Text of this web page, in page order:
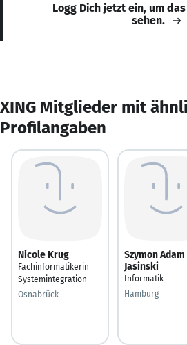
Logg Dich jetzt ein, um
sehen.
XING Mitglieder mit
Profilangaben
Nicole Krug
Fachinformatikerin
Systemintegration
Osnabrück
Szymon Adam
Jasinski
Informatik
Hamburg